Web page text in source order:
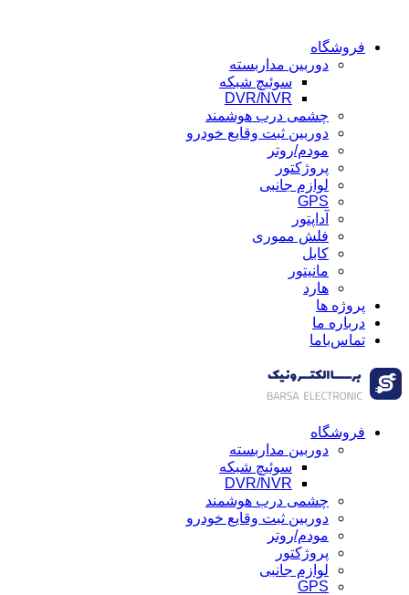
فروشگاه
دوربین مداربسته
سوئیچ شبکه
DVR/NVR
چشمی درب هوشمند
دوربین ثبت وقایع خودرو
مودم/روتر
پروژکتور
لوازم جانبی
GPS
آداپتور
فلش مموری
کابل
مانیتور
هارد
پروژه ها
درباره ما
تماس‌باما
فروشگاه
دوربین مداربسته
سوئیچ شبکه
DVR/NVR
چشمی درب هوشمند
دوربین ثبت وقایع خودرو
مودم/روتر
پروژکتور
لوازم جانبی
GPS